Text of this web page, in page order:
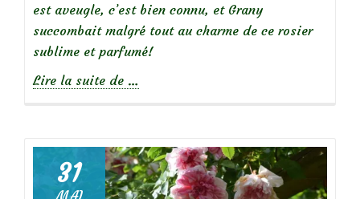
est aveugle, c’est bien connu, et Grany
succombait malgré tout au charme de ce rosier
sublime et parfumé!
Lire la suite de
Focus
…
31